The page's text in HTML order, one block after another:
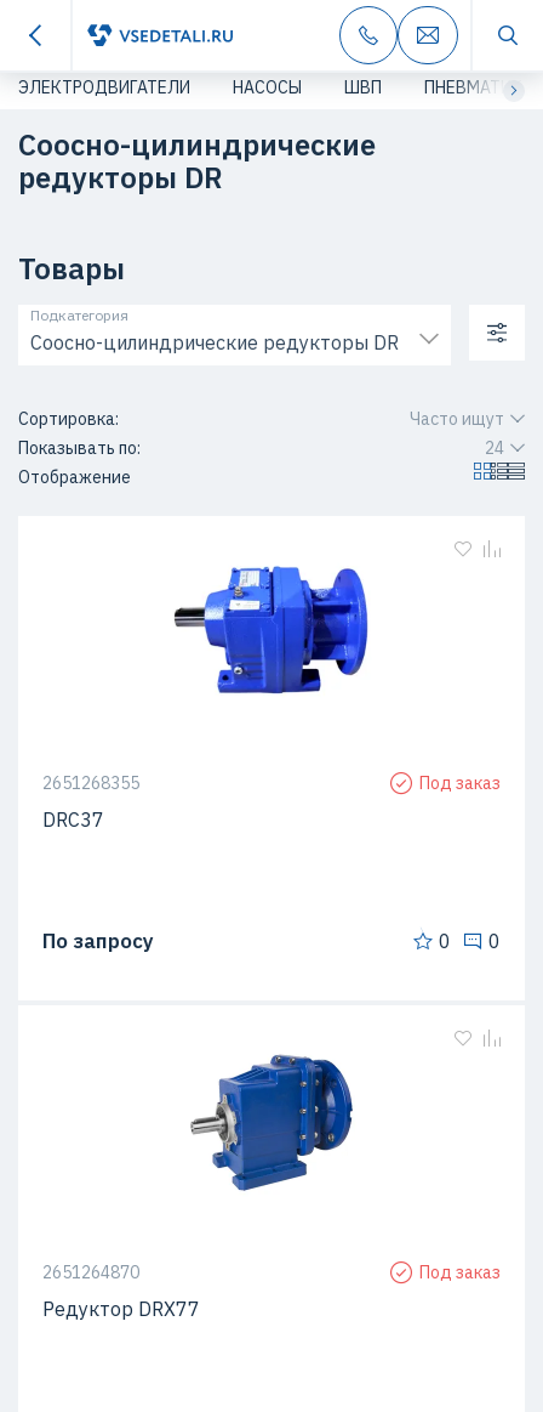
ЭЛЕКТРОДВИГАТЕЛИ НАСОСЫ ШВП ПНЕВМАТИКА
Соосно-цилиндрические
редукторы DR​
Товары
Соосно-цилиндрические редукторы DR​
Подкатегория
Сортировка:
Часто ищут
Показывать по:
24
Отображение
2651268355 Под заказ
DRC37
По запросу 0 0
2651264870 Под заказ
Редуктор DRX77